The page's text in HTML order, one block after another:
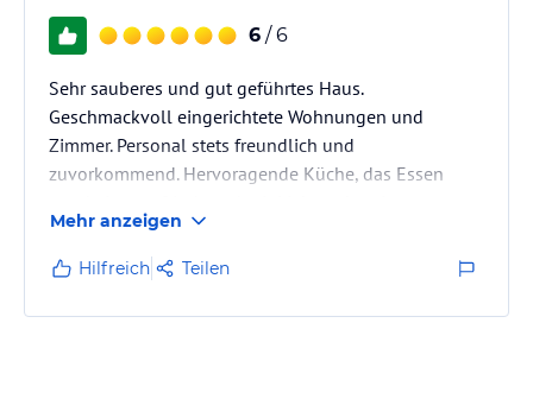
6 / 6
Sehr sauberes und gut geführtes Haus.
Geschmackvoll eingerichtete Wohnungen und
Zimmer. Personal stets freundlich und
zuvorkommend. Hervoragende Küche, das Essen
Kommen gerne wieder !
Mehr anzeigen
Hilfreich Teilen